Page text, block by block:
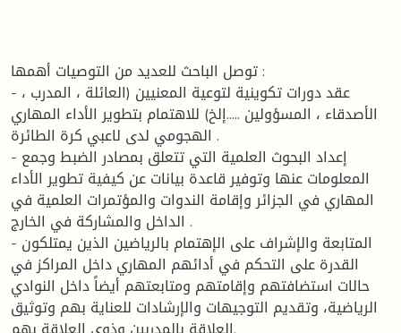
توصل الباحث للعديد من التوصيات أهمها :
- عقد دورات تكوينية لتوعية المعنيين (العائلة ، المدرب ،
الأصدقاء ، المسؤولين .....إلخ) للاهتمام بتطوير الأداء المهاري
الهجومي لدى لاعبي كرة الطائرة .
- إعداد البحوث العلمية التي تتعلق بمصادر الضبط وجمع
المعلومات عنها وتوفير قاعدة بيانات عن كيفية تطوير الأداء
المهاري في الجزائر وإقامة الندوات والمؤتمرات العلمية في
الداخل والمشاركة في الخارج .
- المتابعة والإشراف على الإهتمام بالرياضين الذين يمتلكون
القدرة على التحكم في أدائهم المهاري داخل المراكز في
حالات استضافتهم وإقامتهم ومتابعتهم أيضاً داخل النوادي
الرياضية، وتقديم التوجيهات والإرشادات للعناية بهم وتوثيق